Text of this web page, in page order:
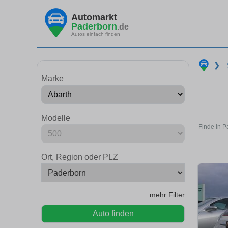
Automarkt
Paderborn.de
Autos einfach finden
Marke
Modelle
Ort, Region oder PLZ
mehr Filter
Auto finden
❯
Finde in